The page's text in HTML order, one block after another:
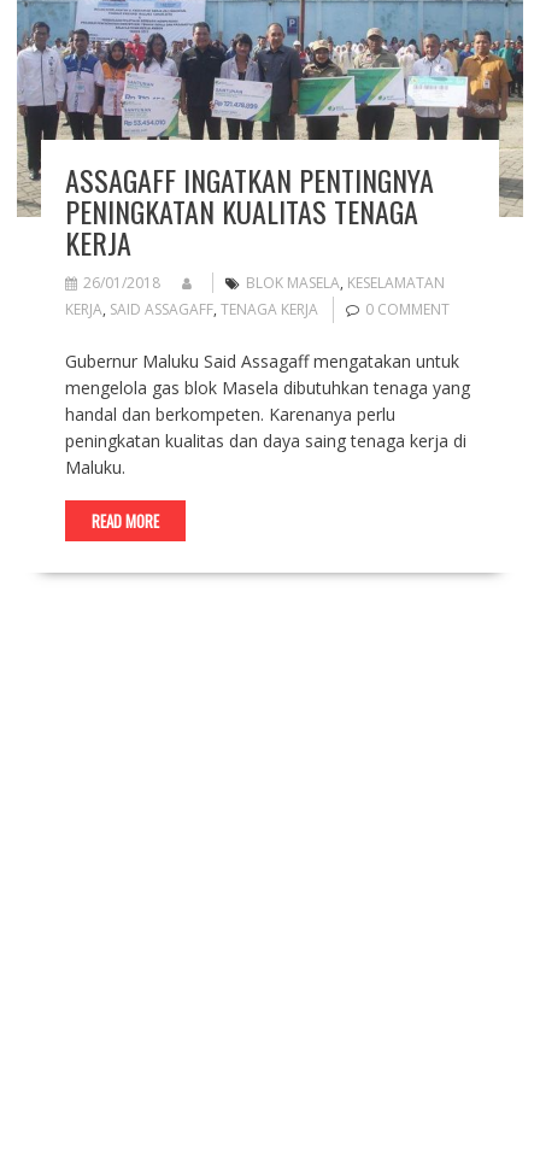
ASSAGAFF INGATKAN PENTINGNYA
PENINGKATAN KUALITAS TENAGA
KERJA
26/01/2018 BLOK MASELA, KESELAMATAN
KERJA, SAID ASSAGAFF, TENAGA KERJA 0 COMMENT
Gubernur Maluku Said Assagaff mengatakan untuk
mengelola gas blok Masela dibutuhkan tenaga yang
handal dan berkompeten. Karenanya perlu
peningkatan kualitas dan daya saing tenaga kerja di
Maluku.
READ MORE